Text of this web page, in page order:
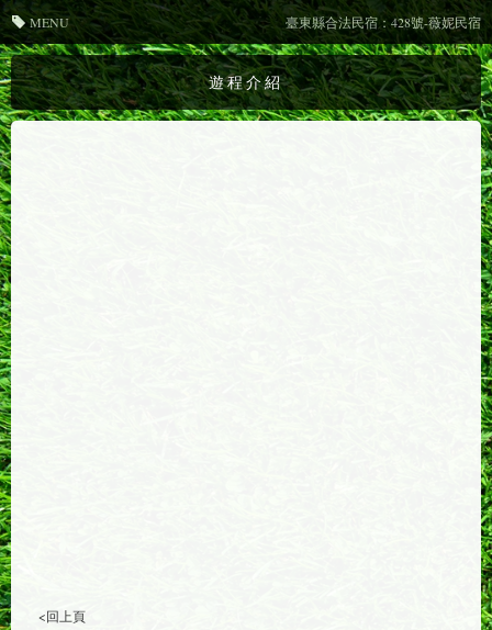
遊程介紹
<回上頁
MENU 臺東縣合法民宿：428號-薇妮民宿